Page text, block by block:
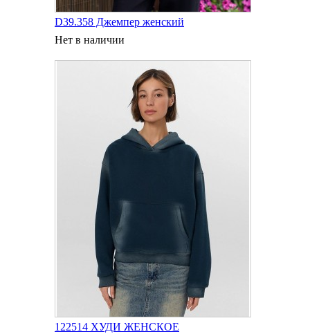
D39.358 Джемпер женский
Нет в наличии
122514 ХУДИ ЖЕНСКОЕ